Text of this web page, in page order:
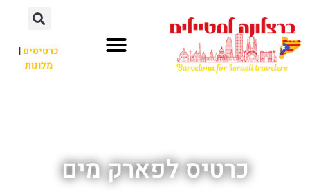
כרטיסים|
מלונות
כרטיס לפארק מים